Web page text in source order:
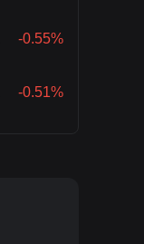
-0.55%
-0.51%